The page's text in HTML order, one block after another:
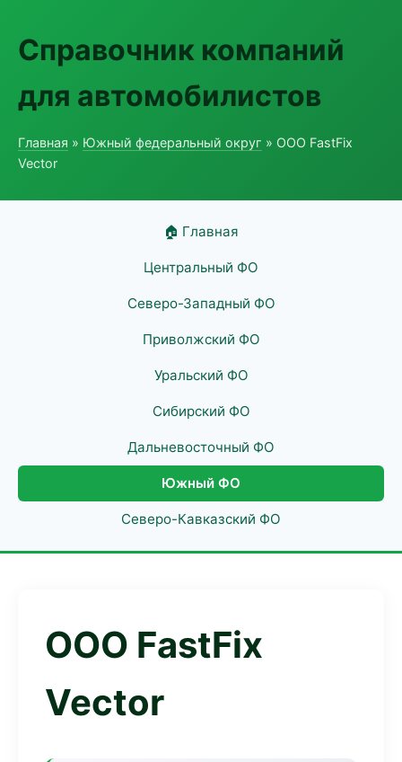
Справочник компаний
для автомобилистов
Главная » Южный федеральный округ » ООО FastFix
Vector
🏠 Главная
Центральный ФО
Северо-Западный ФО
Приволжский ФО
Уральский ФО
Сибирский ФО
Дальневосточный ФО
Южный ФО
Северо-Кавказский ФО
ООО FastFix
Vector